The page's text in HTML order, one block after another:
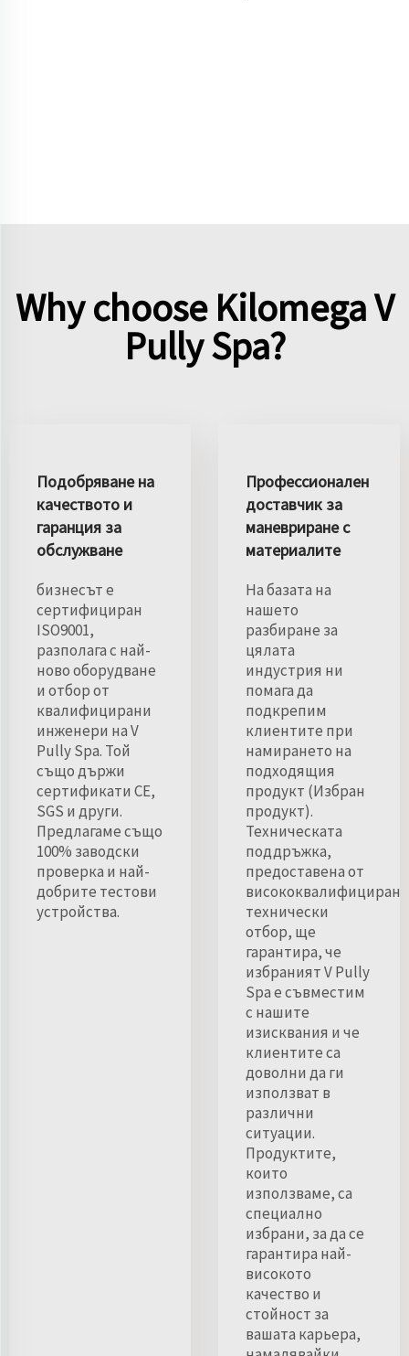
Why choose Kilomega V
Pully Spa?
Подобряване на
качеството и
гаранция за
обслужване
бизнесът е
сертифициран
ISO9001,
разполага с най-
ново оборудване
и отбор от
квалифицирани
инженери на V
Pully Spa. Той
също държи
сертификати CE,
SGS и други.
Предлагаме също
100% заводски
проверка и най-
добрите тестови
устройства.
Профессионален
доставчик за
маневриране с
материалите
На базата на
нашето
разбиране за
цялата
индустрия ни
помага да
подкрепим
клиентите при
намирането на
подходящия
продукт (Избран
продукт).
Техническата
поддръжка,
предоставена от
висококвалифициран
технически
отбор, ще
гарантира, че
избраният V Pully
Spa е съвместим
с нашите
изисквания и че
клиентите са
доволни да ги
използват в
различни
ситуации.
Продуктите,
които
използваме, са
специално
избрани, за да се
гарантира най-
високото
качество и
стойност за
вашата карьера,